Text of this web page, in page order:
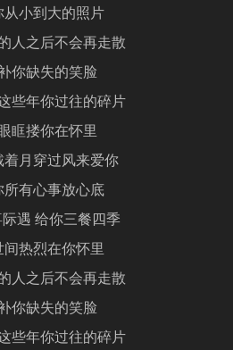
从小到大的照片
人之后不会再走散
你缺失的笑脸
些年你过往的碎片
眶搂你在怀里
着月穿过风来爱你
所有心事放心底
遇 给你三餐四季
间热烈在你怀里
人之后不会再走散
你缺失的笑脸
些年你过往的碎片